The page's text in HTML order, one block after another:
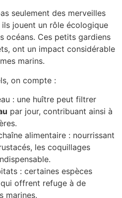
seulement des merveilles
jouent un rôle écologique
océans. Ces petits gardiens
ont un impact considérable
marins.
on compte :
: une huître peut filtrer
par jour, contribuant ainsi à
alimentaire : nourrissant
les coquillages
: certaines espèces
offrent refuge à de
marines.